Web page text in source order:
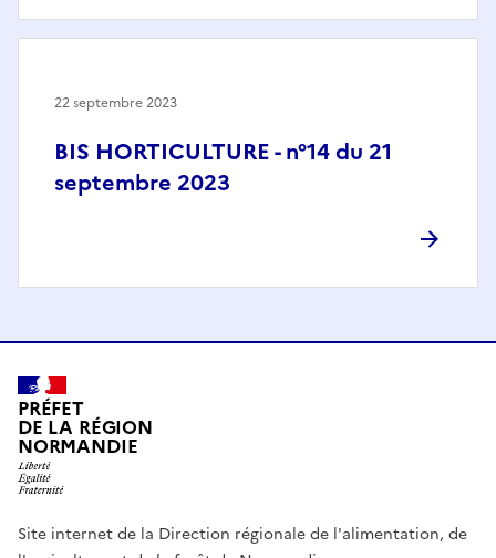
BIS HORTICULTURE - n°14 du 21
septembre 2023
22 septembre 2023
PRÉFET
DE LA RÉGION
NORMANDIE
Site internet de la Direction régionale de l'alimentation, de